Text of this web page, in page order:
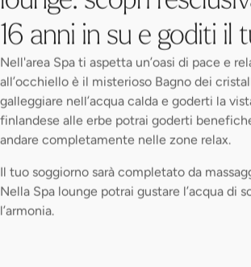
16 anni in su e goditi il
Nell'area Spa ti aspetta un’oasi di pace e
all’occhiello è il misterioso Bagno dei
galleggiare nell’acqua calda e goderti la
finlandese alle erbe potrai goderti
andare completamente nelle zone relax.
Il tuo soggiorno sarà completato da
Nella Spa lounge potrai gustare l’acqua
l’armonia.